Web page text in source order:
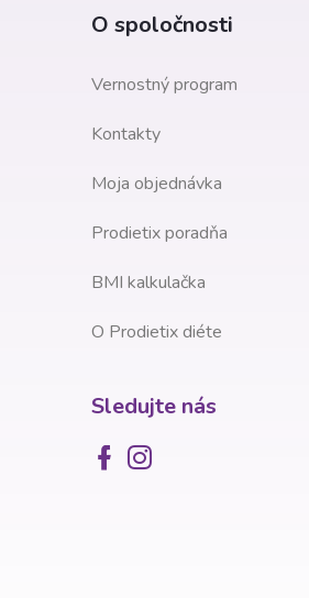
O spoločnosti
Vernostný program
Kontakty
Moja objednávka
Prodietix poradňa
BMI kalkulačka
O Prodietix diéte
Sledujte nás